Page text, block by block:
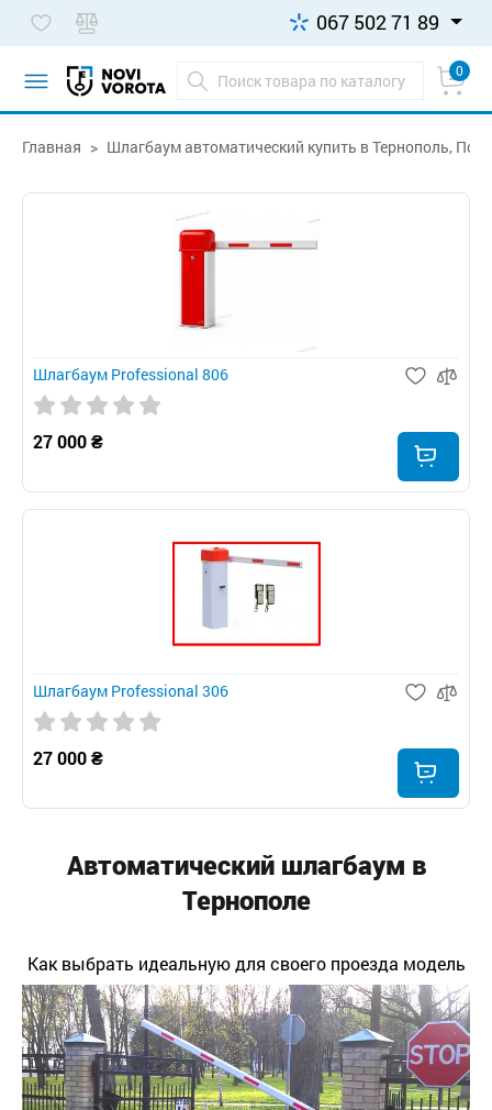
067 502 71 89
0
Главная Шлагбаум автоматический купить в Тернополь,
Шлагбаум Professional 806
27 000 ₴
Шлагбаум Professional 306
27 000 ₴
Автоматический шлагбаум в
Тернополе
Как выбрать идеальную для своего проезда модель